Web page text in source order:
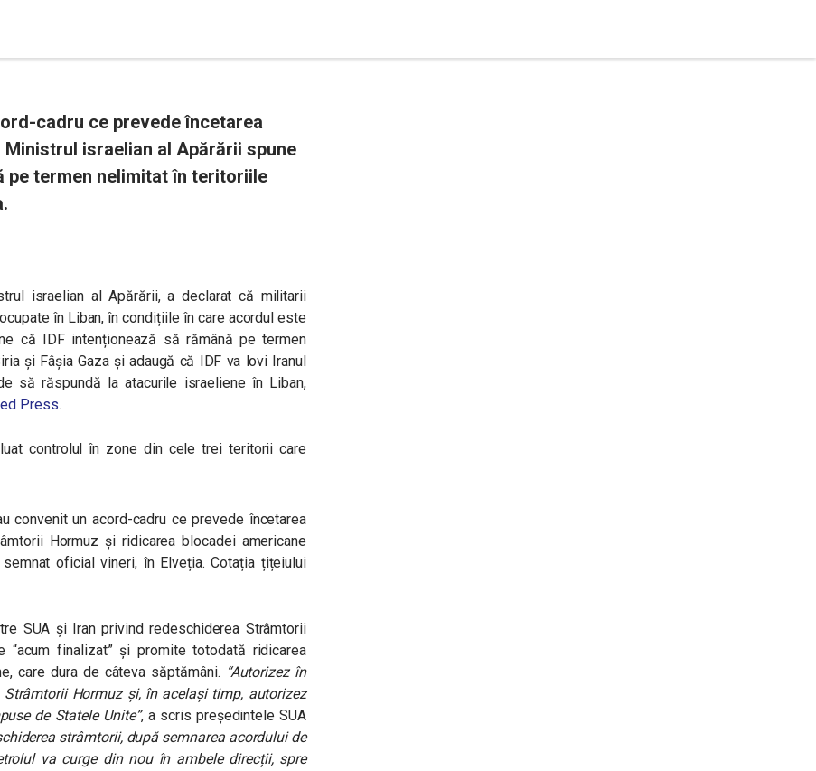
cadru ce prevede încetarea
israelian al Apărării spune
pe termen nelimitat în teritoriile
israelian al Apărării, a declarat că militarii
în Liban, în condițiile în care acordul este
că IDF intenționează să rămână pe termen
și Fâșia Gaza și adaugă că IDF va lovi Iranul
să răspundă la atacurile israeliene în Liban,
Press.
controlul în zone din cele trei teritorii care
convenit un acord-cadru ce prevede încetarea
Hormuz și ridicarea blocadei americane
oficial vineri, în Elveția. Cotația țițeiului
SUA și Iran privind redeschiderea Strâmtorii
“acum finalizat” și promite totodată ridicarea
care dura de câteva săptămâni. “Autorizez în
Hormuz și, în același timp, autorizez
de Statele Unite”,a scris președintele SUA
strâmtorii, după semnarea acordului de
va curge din nou în ambele direcții, spre